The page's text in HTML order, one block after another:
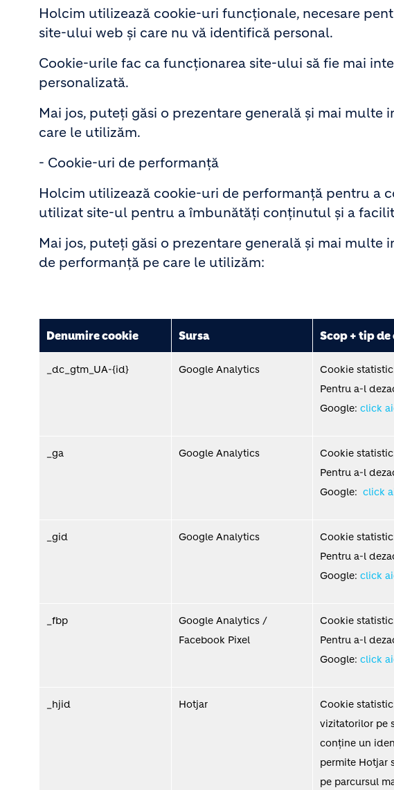
Holcim utilizează cookie-uri funcționale, necesare
site-ului web și care nu vă identifică personal.
Cookie-urile fac ca funcționarea site-ului să fie mai
personalizată.
Mai jos, puteți găsi o prezentare generală și mai
care le utilizăm.
- Cookie-uri de performanță
Holcim utilizează cookie-uri de performanță pentru a
utilizat site-ul pentru a îmbunătăți conținutul și a
Mai jos, puteți găsi o prezentare generală și mai
de performanță pe care le utilizăm:
Denumire cookie Sursa Scop + tip de
_dc_gtm_UA-{id} Google Analytics Cookie
Pentru a-l
Google: click
_ga Google Analytics Cookie
Pentru a-l
Google: click
_gid Google Analytics Cookie
Pentru a-l
Google: click
_fbp
Google Analytics /
Facebook Pixel
Cookie
Pentru a-l
Google: click
_hjid Hotjar
Cookie
vizitatorilor pe
conține un
permite Hotjar
pe parcursul